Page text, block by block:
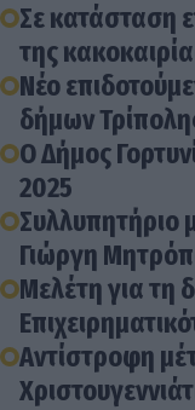
Σε κατάσταση
της
Νέο
δήμων
Ο Δήμος
2025
Συλλυπητήριο
Γιώργη
Μελέτη για τη
Αντίστροφη